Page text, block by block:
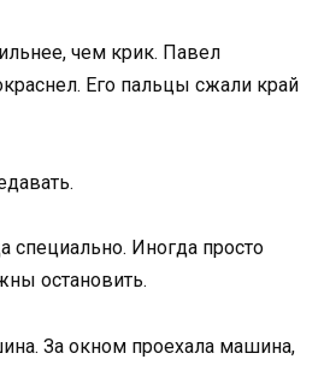
чем крик. Павел
Его пальцы сжали край
специально. Иногда просто
остановить.
За окном проехала машина,